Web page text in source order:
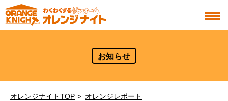
お知らせ
オレンジナイトTOP
オレンジレポート